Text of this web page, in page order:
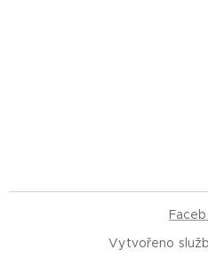
Vytvořeno